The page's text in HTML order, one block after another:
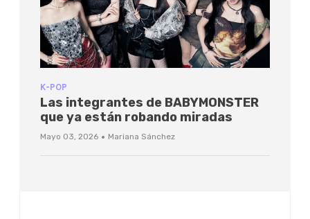
K-POP
Las integrantes de BABYMONSTER
que ya están robando miradas
Mayo 03, 2026 · Mariana Sánchez